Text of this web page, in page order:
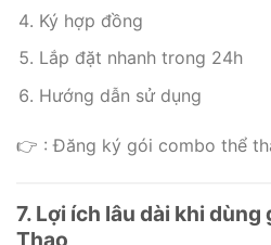
Ký hợp đồng
Lắp đặt nhanh trong 24h
Hướng dẫn sử dụng
👉 : Đăng ký gói combo thể
7. Lợi ích lâu dài khi dùng
Thao